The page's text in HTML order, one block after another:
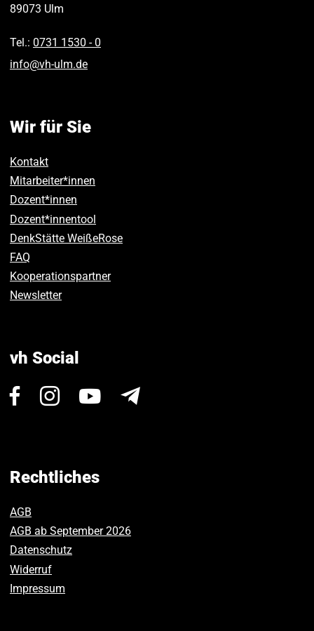
89073 Ulm
Tel.: 0731 1530 ‑ 0
info@vh-ulm.de
Wir für Sie
Kontakt
Mitarbeiter*innen
Dozent*innen
Dozent*innentool
DenkStätte WeißeRose
FAQ
Kooperationspartner
Newsletter
vh Social
Besuchen
Facebook.
Besuchen
Instagram.
Besuchen
Rechtliches
AGB
AGB ab September 2026
Datenschutz
Widerruf
Impressum